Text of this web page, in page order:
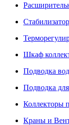
Шкаф
Подводка
Подводка
Коллекторы
Краны и